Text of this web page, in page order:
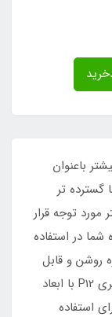
باعنوان
گسترده تر
توجه قرار
شما در استفاده
روشن و قابل
استفاده خواهد بود.پاور بانک 10000 میلی آمپری P12 با ابعاد
استفاده